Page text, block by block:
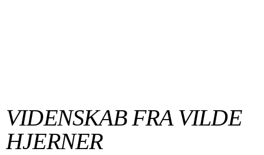
VIDENSKAB FRA VILDE
HJERNER